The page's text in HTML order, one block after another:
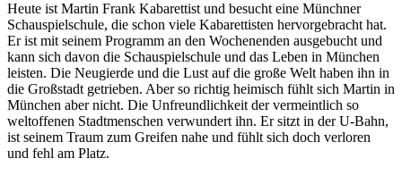
Heute ist Martin Frank Kabarettist und besucht eine Münchner
Schauspielschule, die schon viele Kabarettisten hervorgebracht hat.
Er ist mit seinem Programm an den Wochenenden ausgebucht und
kann sich davon die Schauspielschule und das Leben in München
leisten. Die Neugierde und die Lust auf die große Welt haben ihn in
die Großstadt getrieben. Aber so richtig heimisch fühlt sich Martin in
München aber nicht. Die Unfreundlichkeit der vermeintlich so
weltoffenen Stadtmenschen verwundert ihn. Er sitzt in der U-Bahn,
ist seinem Traum zum Greifen nahe und fühlt sich doch verloren
und fehl am Platz.